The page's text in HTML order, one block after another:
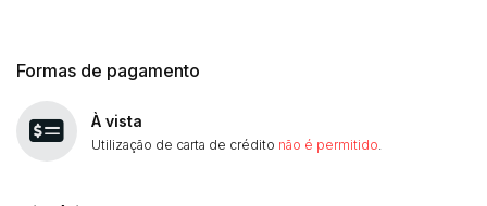
Formas de pagamento
À vista
Utilização de carta de crédito não é permitido